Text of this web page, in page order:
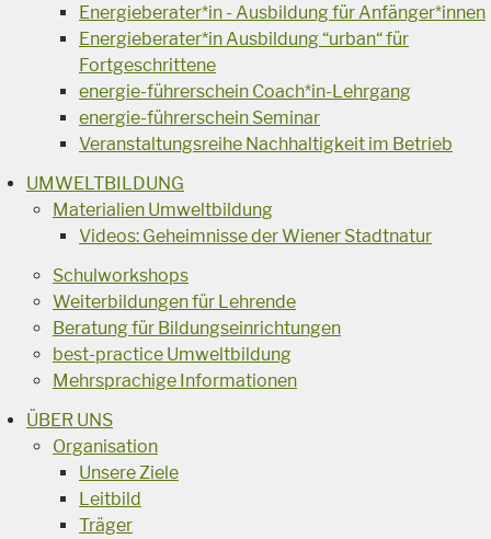
Energieberater*in - Ausbildung für Anfänger*innen
Energieberater*in Ausbildung “urban“ für
Fortgeschrittene
energie-führerschein Coach*in-Lehrgang
energie-führerschein Seminar
Veranstaltungsreihe Nachhaltigkeit im Betrieb
UMWELTBILDUNG
Materialien Umweltbildung
Videos: Geheimnisse der Wiener Stadtnatur
Schulworkshops
Weiterbildungen für Lehrende
Beratung für Bildungseinrichtungen
best-practice Umweltbildung
Mehrsprachige Informationen
ÜBER UNS
Organisation
Unsere Ziele
Leitbild
Träger